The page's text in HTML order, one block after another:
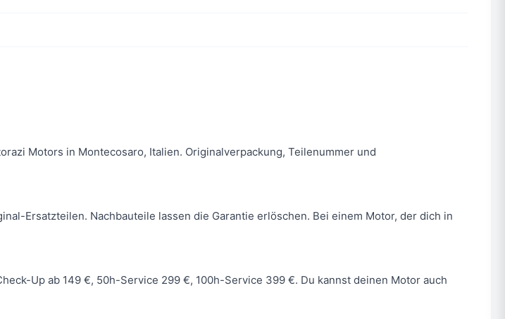
Motors in Montecosaro, Italien. Originalverpackung, Teilenummer und
Ersatzteilen. Nachbauteile lassen die Garantie erlöschen. Bei einem Motor, der dich in
Up ab 149 €, 50h-Service 299 €, 100h-Service 399 €. Du kannst deinen Motor auch